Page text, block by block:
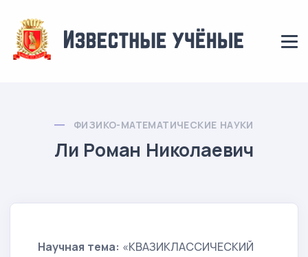
ФИЗИКО-МАТЕМАТИЧЕСКИЕ НАУКИ
Ли Роман Николаевич
Научная тема: «КВАЗИКЛАССИЧЕСКИЙ